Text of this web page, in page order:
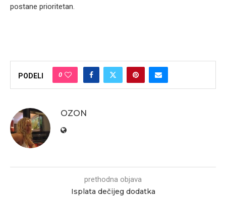
postane prioritetan.
PODELI 0
OZON
prethodna objava
Isplata dečijeg dodatka